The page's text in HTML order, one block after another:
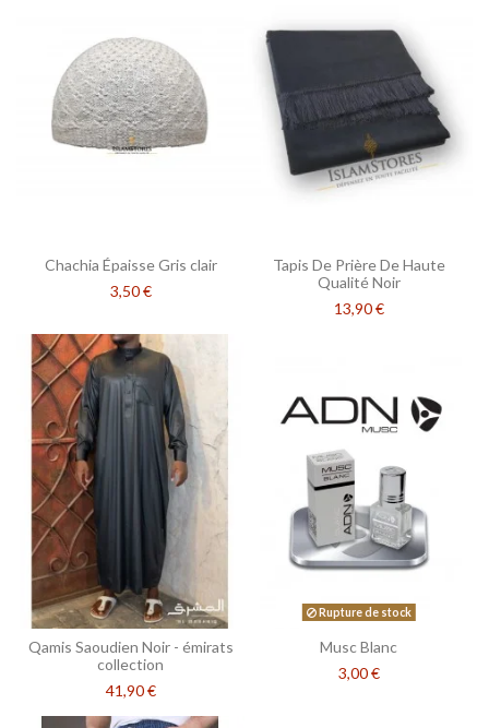
Chachia Épaisse Gris clair
3,50 €
Tapis De Prière De Haute
Qualité Noir
13,90 €
Qamis Saoudien Noir - émirats
collection
41,90 €
Rupture de stock
Musc Blanc
3,00 €